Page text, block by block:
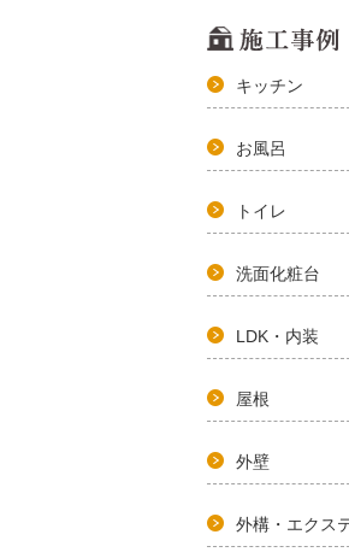
キッチン
お風呂
トイレ
洗面化粧台
LDK・内装
屋根
外壁
外構・エクス